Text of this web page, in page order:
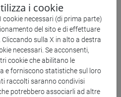
i cookie
necessari (di prima parte)
del sito e di effettuare
sulla X in alto a destra
necessari. Se acconsenti,
cookie che abilitano le
e forniscono statistiche sul loro
raccolti saranno condivisi
potrebbero associarli ad altre